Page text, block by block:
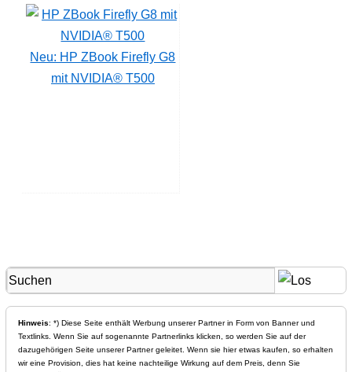
Neu: HP ZBook Firefly G8
mit NVIDIA® T500
Hinweis: *) Diese Seite enthält Werbung unserer Partner in Form von Banner und
Textlinks. Wenn Sie auf sogenannte Partnerlinks klicken, so werden Sie auf der
dazugehörigen Seite unserer Partner geleitet. Wenn sie hier etwas kaufen, so erhalten
wir eine Provision, dies hat keine nachteilige Wirkung auf dem Preis, denn Sie